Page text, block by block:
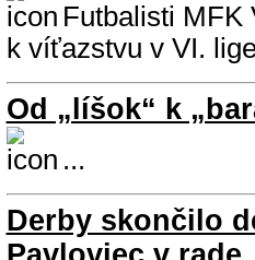
Futbalisti MFK
k víťazstvu v VI.
Od „líšok“ k
...
Derby skončilo